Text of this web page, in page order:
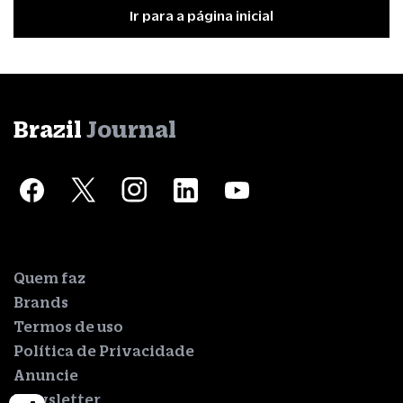
Ir para a página inicial
Brazil Journal
Quem faz
Brands
Termos de uso
Política de Privacidade
Anuncie